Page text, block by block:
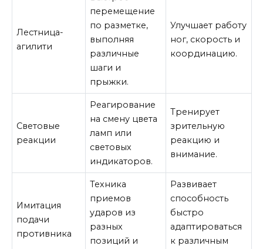
Лестница-
агилити
перемещение
по разметке,
выполняя
различные
шаги и
прыжки.
Улучшает работу
ног, скорость и
координацию.
Световые
реакции
Реагирование
на смену цвета
ламп или
световых
индикаторов.
Тренирует
зрительную
реакцию и
внимание.
Имитация
подачи
противника
Техника
приемов
ударов из
разных
позиций и
Развивает
способность
быстро
адаптироваться
к различным